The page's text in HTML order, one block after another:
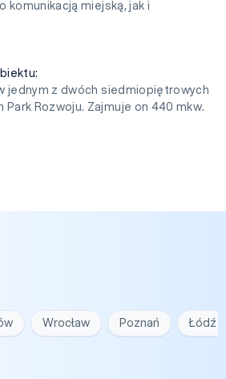
miejską, jak i
jednym z dwóch siedmiopiętrowych
Rozwoju. Zajmuje on 440 mkw.
Wrocław Poznań Łódź